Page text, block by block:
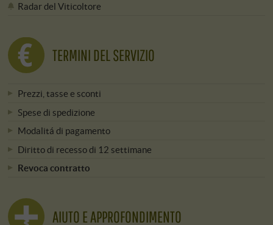
Radar del Viticoltore
TERMINI DEL SERVIZIO
Prezzi, tasse e sconti
Spese di spedizione
Modalitá di pagamento
Diritto di recesso di 12 settimane
Revoca contratto
AIUTO E APPROFONDIMENTO